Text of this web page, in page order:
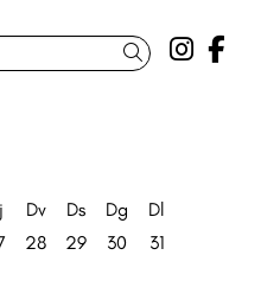
Link a
Link
Cercar
Dv
28
Ds
29
Dg
30
Dl
31